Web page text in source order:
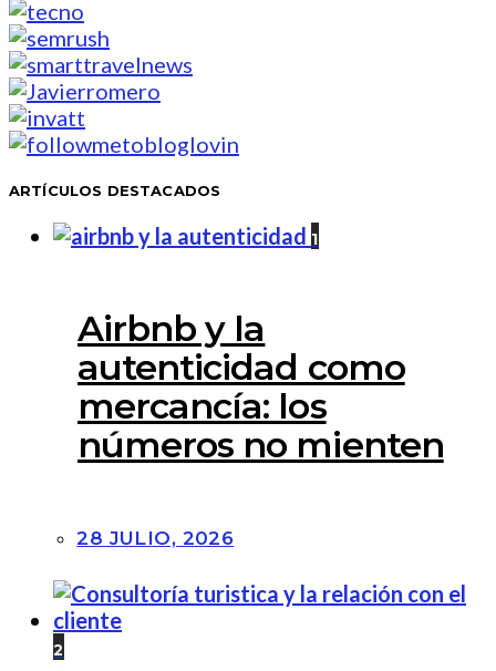
ARTÍCULOS DESTACADOS
1
Airbnb y la
autenticidad como
mercancía: los
números no mienten
28 JULIO, 2026
2